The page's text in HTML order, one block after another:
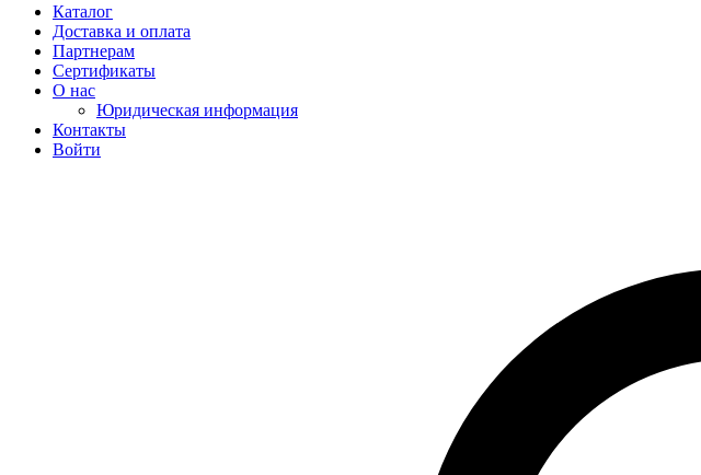
Каталог
Доставка и оплата
Партнерам
Сертификаты
О нас
Юридическая информация
Контакты
Войти